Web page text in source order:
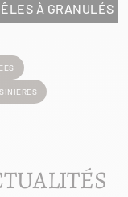
À GRANULÉS